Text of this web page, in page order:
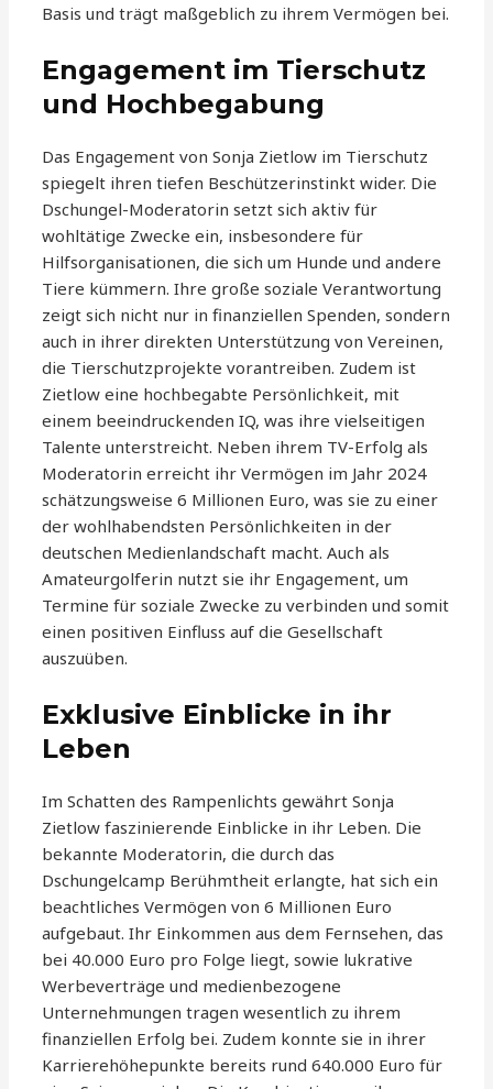
Basis und trägt maßgeblich zu ihrem Vermögen bei.
Engagement im Tierschutz
und Hochbegabung
Das Engagement von Sonja Zietlow im Tierschutz
spiegelt ihren tiefen Beschützerinstinkt wider. Die
Dschungel-Moderatorin setzt sich aktiv für
wohltätige Zwecke ein, insbesondere für
Hilfsorganisationen, die sich um Hunde und andere
Tiere kümmern. Ihre große soziale Verantwortung
zeigt sich nicht nur in finanziellen Spenden, sondern
auch in ihrer direkten Unterstützung von Vereinen,
die Tierschutzprojekte vorantreiben. Zudem ist
Zietlow eine hochbegabte Persönlichkeit, mit
einem beeindruckenden IQ, was ihre vielseitigen
Talente unterstreicht. Neben ihrem TV-Erfolg als
Moderatorin erreicht ihr Vermögen im Jahr 2024
schätzungsweise 6 Millionen Euro, was sie zu einer
der wohlhabendsten Persönlichkeiten in der
deutschen Medienlandschaft macht. Auch als
Amateurgolferin nutzt sie ihr Engagement, um
Termine für soziale Zwecke zu verbinden und somit
einen positiven Einfluss auf die Gesellschaft
auszuüben.
Exklusive Einblicke in ihr
Leben
Im Schatten des Rampenlichts gewährt Sonja
Zietlow faszinierende Einblicke in ihr Leben. Die
bekannte Moderatorin, die durch das
Dschungelcamp Berühmtheit erlangte, hat sich ein
beachtliches Vermögen von 6 Millionen Euro
aufgebaut. Ihr Einkommen aus dem Fernsehen, das
bei 40.000 Euro pro Folge liegt, sowie lukrative
Werbeverträge und medienbezogene
Unternehmungen tragen wesentlich zu ihrem
finanziellen Erfolg bei. Zudem konnte sie in ihrer
Karrierehöhepunkte bereits rund 640.000 Euro für